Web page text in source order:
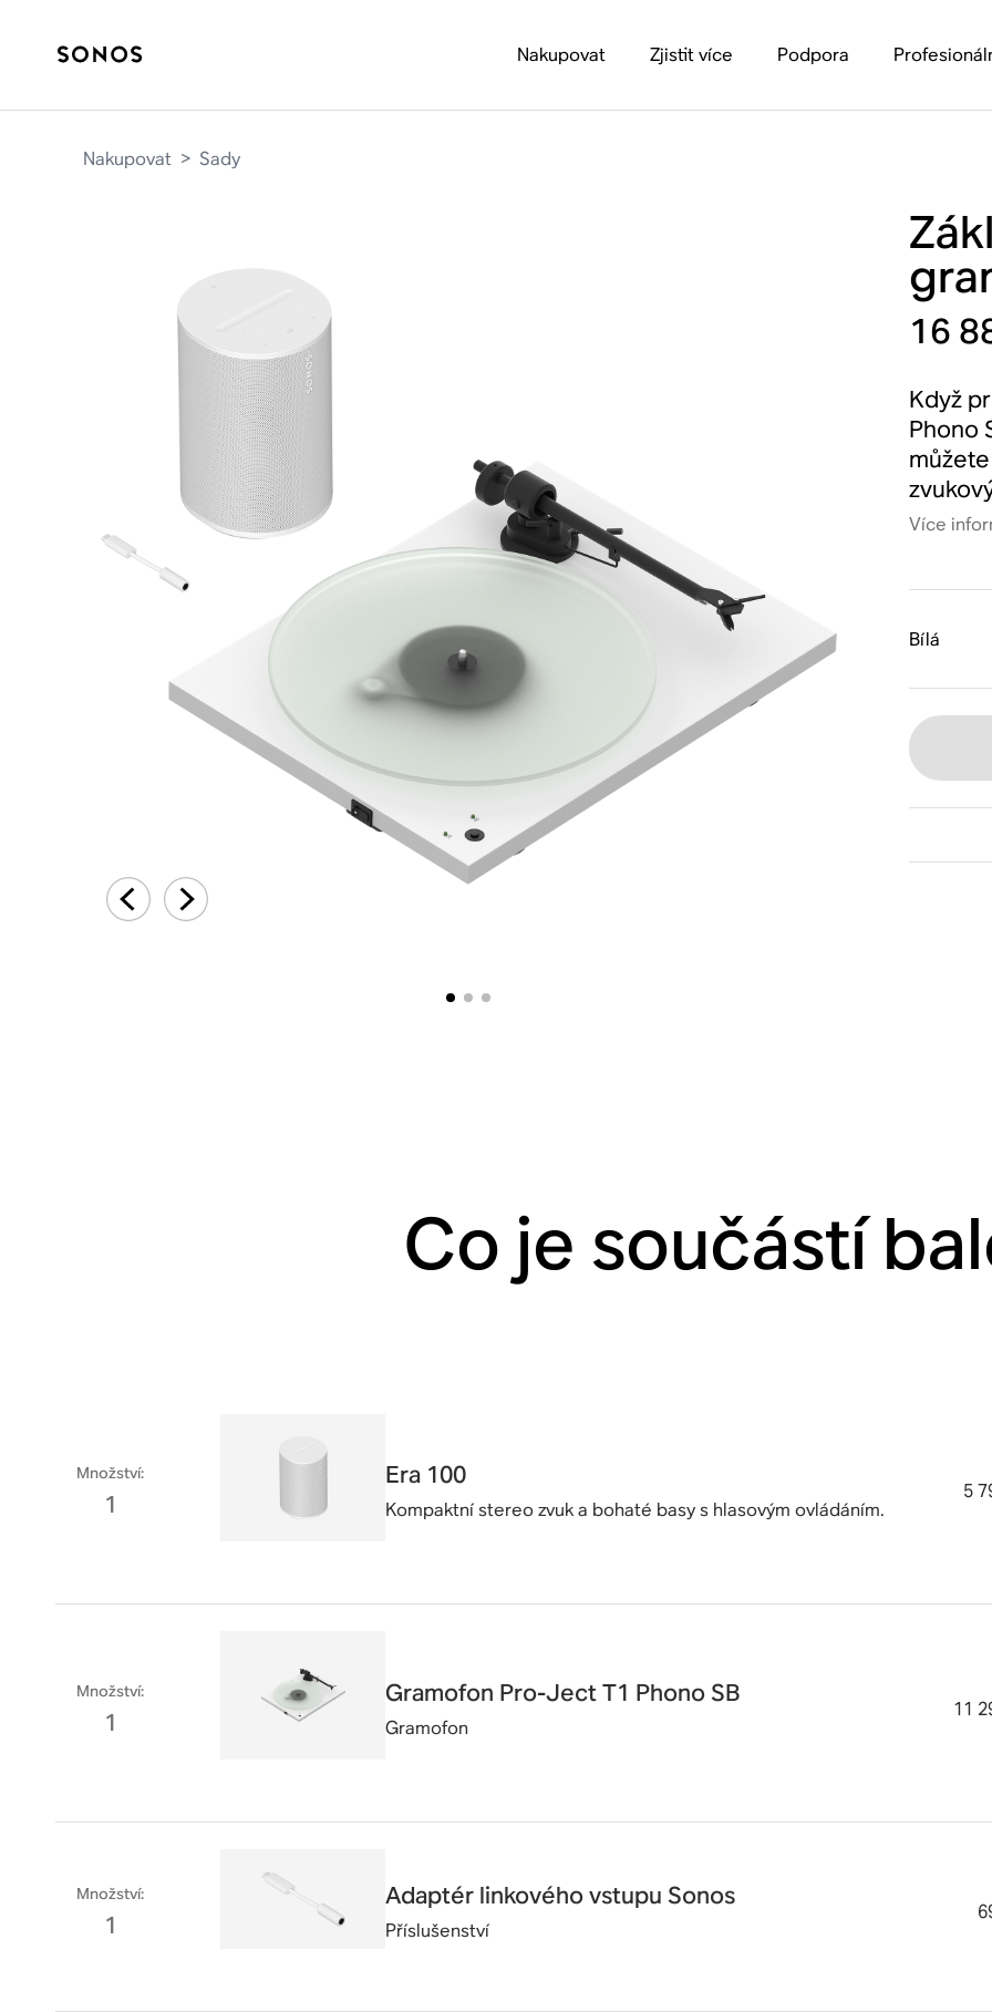
Nakupovat Zjistit více Podpora
Nakupovat > Sady
16
Když
Phono
Více
Bílá
Co je součástí
Množství:
1
Era 100
Kompaktní stereo zvuk a bohaté basy s hlasovým ovládáním.
5
Množství:
1
Gramofon Pro-Ject T1 Phono SB
Gramofon
11
Množství:
1
Adaptér linkového vstupu Sonos
Příslušenství